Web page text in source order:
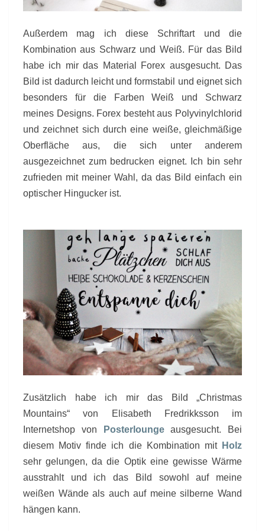
Außerdem mag ich diese Schriftart und die
Kombination aus Schwarz und Weiß. Für das Bild
habe ich mir das Material Forex ausgesucht. Das
Bild ist dadurch leicht und formstabil und eignet sich
besonders für die Farben Weiß und Schwarz
meines Designs. Forex besteht aus Polyvinylchlorid
und zeichnet sich durch eine weiße, gleichmäßige
Oberfläche aus, die sich unter anderem
ausgezeichnet zum bedrucken eignet. Ich bin sehr
zufrieden mit meiner Wahl, da das Bild einfach ein
optischer Hingucker ist.
Zusätzlich habe ich mir das Bild „Christmas
Mountains“ von Elisabeth Fredrikksson im
Internetshop von
Posterloungeausgesucht. Bei
diesem Motiv finde ich die Kombination mit Holz
sehr gelungen, da die Optik eine gewisse Wärme
ausstrahlt und ich das Bild sowohl auf meine
weißen Wände als auch auf meine silberne Wand
hängen kann.